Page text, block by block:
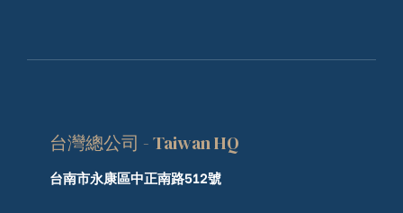
台灣總公司 - Taiwan HQ
台南市永康區中正南路512號